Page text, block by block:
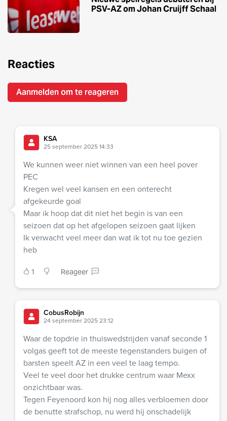
PSV-AZ om Johan Cruijff Schaal
Reacties
Aanmelden om te reageren
KSA
25 september 2025 14:33
We kunnen weer niet winnen van een heel pover
PEC
Kregen wel veel kansen en een onterecht
afgekeurde goal
Maar ik hoop dat dit niet het begin is van een
seizoen dat op het afgelopen seizoen gaat lijken
Ik verwacht veel meer dan wat ik tot nu toe gezien
heb
1 Reageer
CobusRobijn
24 september 2025 23:12
Waar de topdrie in thuiswedstrijden vanaf seconde 1
volgas geeft tot de meeste tegenstanders buigen of
barsten speelt AZ in een veel te laag tempo.
Veel te veel door het drukke centrum waar Mexx
onzichtbaar was.
Tegen Feyenoord kon hij nog alles verbloemen door
de benutte strafschop, nu werd hij onschadelijk